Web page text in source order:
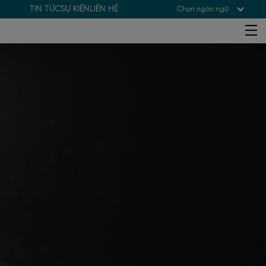
TIN TỨCSỰ KIỆNLIÊN HỆ Chọn ngôn ngữ